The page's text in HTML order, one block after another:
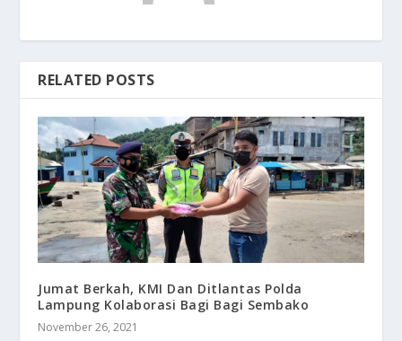
RELATED POSTS
Jumat Berkah, KMI Dan Ditlantas Polda
Lampung Kolaborasi Bagi Bagi Sembako
November 26, 2021